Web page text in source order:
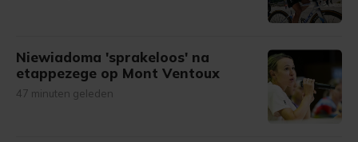
Niewiadoma 'sprakeloos' na
etappezege op Mont Ventoux
47 minuten geleden